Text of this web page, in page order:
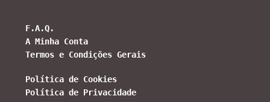
F.A.Q.
A Minha Conta
Termos e Condições Gerais
Política de Cookies
Política de Privacidade